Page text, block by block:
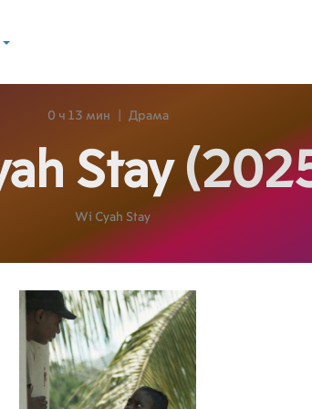
0 ч 13 мин Драма
Stay
Wi Cyah Stay